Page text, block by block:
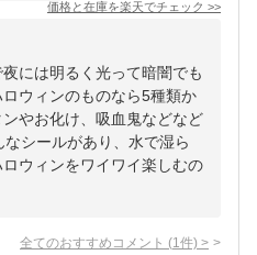
価格と在庫を楽天でチェック >>
には明るく光って暗闇でも
ウィンのものなら5種類か
やお化け、吸血鬼などなど
シールがあり、水で湿ら
ウィンをワイワイ楽しむの
全てのおすすめコメント (1 件) >